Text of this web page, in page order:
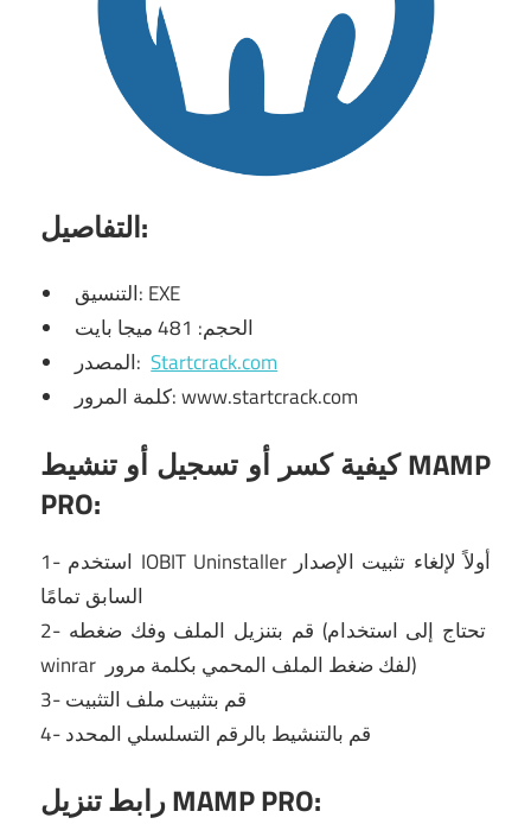
التفاصيل:
التنسيق: EXE
الحجم: 481 ميجا بايت
المصدر:Startcrack.com
كلمة المرور: www.startcrack.com
كيفية كسر أو تسجيل أو تنشيط MAMP
PRO:
IOBIT Uninstaller أولاً لإلغاء تثبيت الإصدار
winrar
لفك ضغط الملف المحمي بكلمة مرور)
3- قم بتثبيت ملف التثبيت
4- قم بالتنشيط بالرقم التسلسلي المحدد
رابط تنزيل MAMP PRO: